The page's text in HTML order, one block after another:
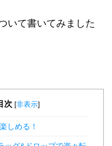
いて書いてみました
次 [非表示]
しめる！